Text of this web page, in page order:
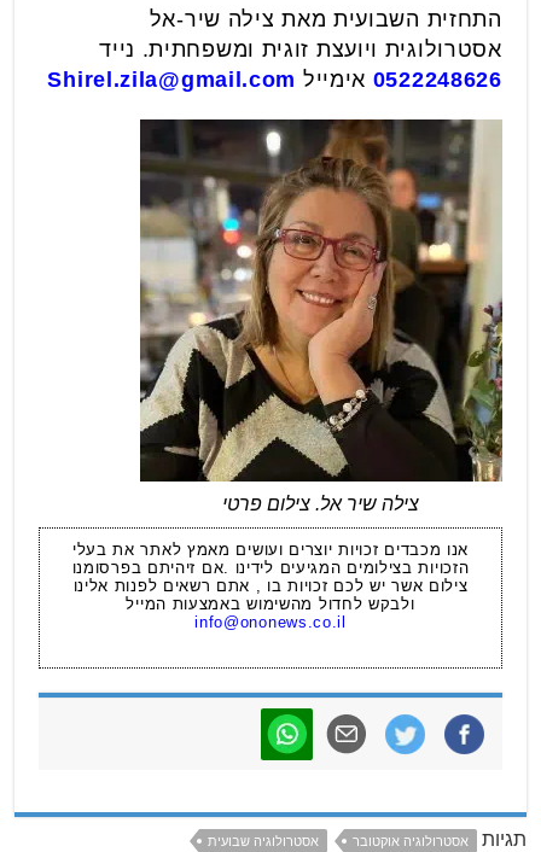
התחזית השבועית מאת צילה שיר-אל
אסטרולוגית ויועצת זוגית ומשפחתית. נייד
0522248626 אימייל Shirel.zila@gmail.com
צילה שיר אל. צילום פרטי
אנו מכבדים זכויות יוצרים ועושים מאמץ לאתר את בעלי
הזכויות בצילומים המגיעים לידינו .אם זיהיתם בפרסומנו
צילום אשר יש לכם זכויות בו , אתם רשאים לפנות אלינו
ולבקש לחדול מהשימוש באמצעות המייל
info@ononews.co.il
תגיות אסטרולוגיה אוקטובר
אסטרולוגיה שבועית